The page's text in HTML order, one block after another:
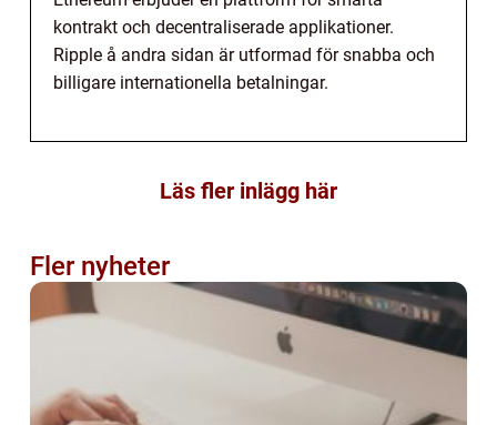
kontrakt och decentraliserade applikationer.
Ripple å andra sidan är utformad för snabba och
billigare internationella betalningar.
Läs fler inlägg här
Fler nyheter